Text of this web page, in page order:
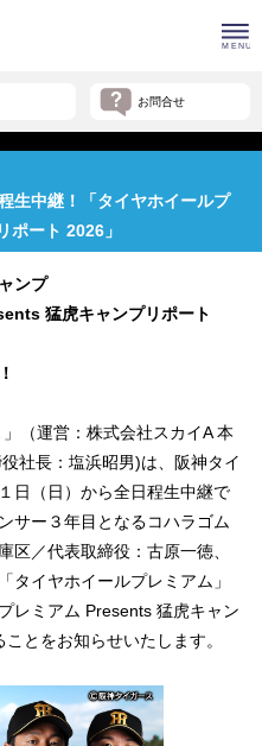
お問合せ
生中継！「タイヤホイールプ
ポート 2026」
ンプ
猛虎キャンプリポート
（運営：株式会社スカイA 本
社長：塩浜昭男)は、阪神タイ
日（日）から全日程生中継で
サー３年目となるコハラゴム
区／代表取締役：古原一徳、
タイヤホイールプレミアム」
レミアム Presents 猛虎キャン
とをお知らせいたします。